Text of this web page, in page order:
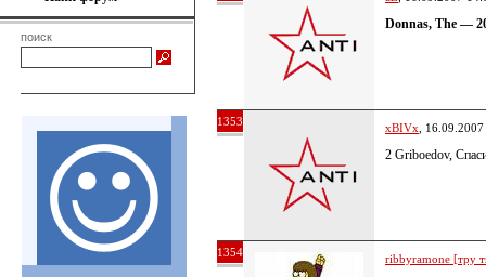
поиск
Donnas, The —
1353 xBIVx ,
2 Griboedov,
1354 ribbyramone [тру